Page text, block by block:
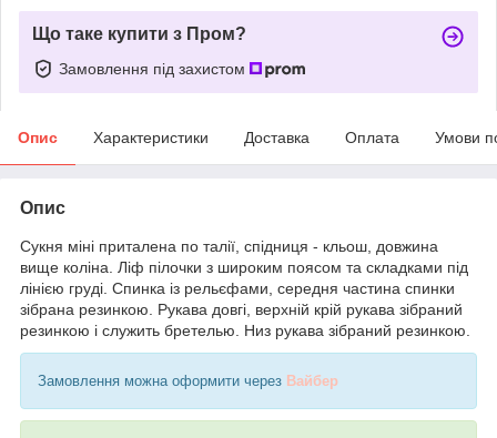
Що таке купити з Пром?
Замовлення під захистом
Опис Характеристики Доставка Оплата Умови
Опис
Сукня міні приталена по талії, спідниця - кльош, довжина
вище коліна. Ліф пілочки з широким поясом та складками під
лінією груді. Спинка із рельєфами, середня частина спинки
зібрана резинкою. Рукава довгі, верхній крій рукава зібраний
резинкою і служить бретелью. Низ рукава зібраний резинкою.
Замовлення можна оформити через Вайбер